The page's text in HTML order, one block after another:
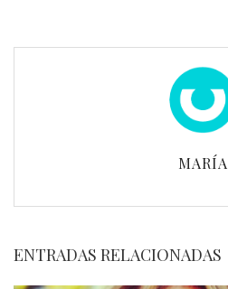
MARÍA
ENTRADAS RELACIONADAS